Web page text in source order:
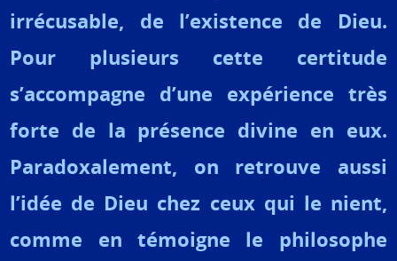
irrécusable, de l’existence de Dieu.
Pour plusieurs cette certitude
s’accompagne d’une expérience très
forte de la présence divine en eux.
Paradoxalement, on retrouve aussi
l’idée de Dieu chez ceux qui le nient,
comme en témoigne le philosophe